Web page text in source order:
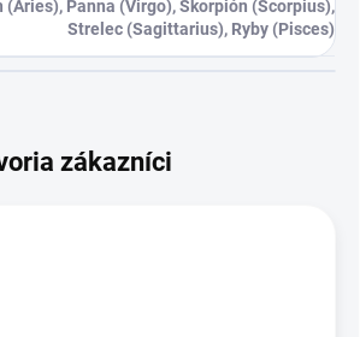
(Aries), Panna (Virgo), Škorpión (Scorpius),
Strelec (Sagittarius), Ryby (Pisces)